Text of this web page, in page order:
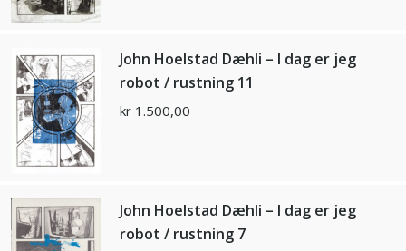
John Hoelstad Dæhli – I dag er jeg
robot / rustning 11
kr 1.500,00
John Hoelstad Dæhli – I dag er jeg
robot / rustning 7